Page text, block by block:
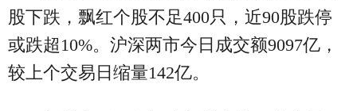
股下跌，飘红个股不足400只，近90股跌停
或跌超10%。沪深两市今日成交额9097亿，
较上个交易日缩量142亿。